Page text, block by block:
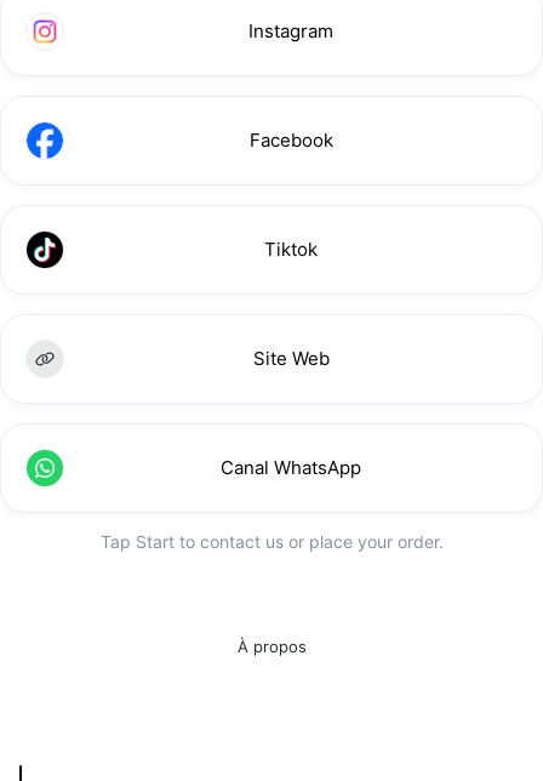
Instagram
Facebook
Tiktok
Site Web
Canal WhatsApp
Tap Start to contact us or place your order.
À propos